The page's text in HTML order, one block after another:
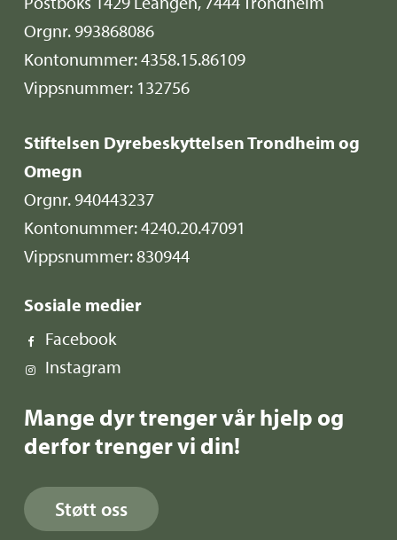
Orgnr. 993868086
Kontonummer: 4358.15.86109
Vippsnummer: 132756
Stiftelsen Dyrebeskyttelsen Trondheim og
Omegn
Orgnr. 940443237
Kontonummer: 4240.20.47091
Vippsnummer: 830944
Sosiale medier
Facebook
Instagram
Mange dyr trenger vår hjelp og
derfor trenger vi din!
Støtt oss